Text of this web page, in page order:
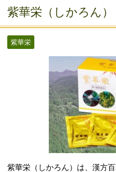
紫華栄（しかろん）
紫華栄
紫華栄（しかろん）は、漢方